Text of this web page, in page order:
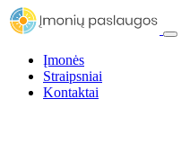
Įmonės
Straipsniai
Kontaktai